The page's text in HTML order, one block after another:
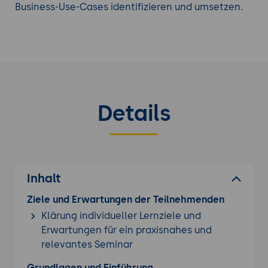
Business-Use-Cases identifizieren und umsetzen.
Details
Inhalt
Ziele und Erwartungen der Teilnehmenden
Klärung individueller Lernziele und
Erwartungen für ein praxisnahes und
relevantes Seminar